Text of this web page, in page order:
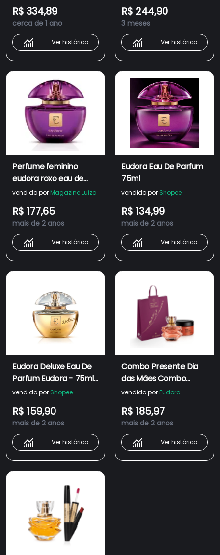
250g
R$ 334,89
cerca de 1 ano
Ver histórico
R$ 244,90
3 meses
Ver histórico
Perfume feminino
eudora roxo eau de
parfum 75ml
vendido por Magazine Luiza
R$ 177,65
mais de 2 anos
Ver histórico
Eudora Eau De Parfum
75ml
vendido por Shopee
R$ 134,99
mais de 2 anos
Ver histórico
Eudora Deluxe Eau De
Parfum Eudora - 75ml
(Perfume Feminino)
vendido por Shopee
R$ 159,90
mais de 2 anos
Ver histórico
Combo Presente Dia
das Mães Combo
Magnific: Eau de
Acetinado 200g +
Sacola Eudora M
vendido por Eudora
R$ 185,97
mais de 2 anos
Ver histórico